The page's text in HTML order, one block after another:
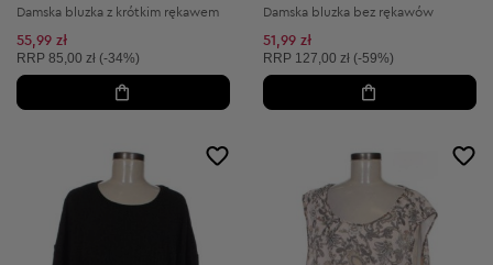
Damska bluzka z krótkim rękawem
55,99 zł
Cena sugerowana:
RRP 85,00 zł (-34%)
Damska bluzka bez rękawów
51,99 zł
Cena sugerowana:
RRP 127,00 zł (-59%)